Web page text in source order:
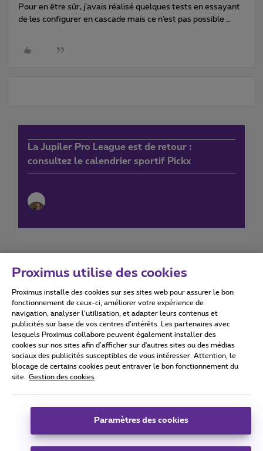
Pour en être sûr, j’avais réalisé quelques tests en essayant
de les configurer en cascade mais ce n’est pas possible …
La Jupiler Pro League est de retour :
consultez le calendrier sportif Pickx
Conditions d'utilisation Accessibility statement
Tous droits réservés. © 2026 Proximus
Conditions générales, info consommateur
Coordonnées de l’entreprise
Boulevard du Roi Albert II 27 - B-1030 Bruxelles.
Proximus utilise des cookies
Proximus installe des cookies sur ses sites web pour assurer le bon
fonctionnement de ceux-ci, améliorer votre expérience de
navigation, analyser l’utilisation, et adapter leurs contenus et
publicités sur base de vos centres d’intérêts. Les partenaires avec
lesquels Proximus collabore peuvent également installer des
cookies sur nos sites afin d’afficher sur d'autres sites ou des médias
sociaux des publicités susceptibles de vous intéresser. Attention, le
blocage de certains cookies peut entraver le bon fonctionnement du
site.
Gestion des cookies
Paramètres des cookies